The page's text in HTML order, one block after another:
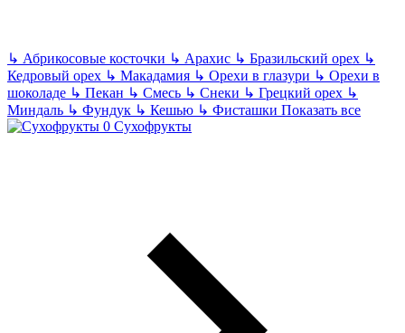
↳ Абрикосовые косточки ↳ Арахис ↳ Бразильский орех ↳
Кедровый орех ↳ Макадамия ↳ Орехи в глазури ↳ Орехи в
шоколаде ↳ Пекан ↳ Смесь ↳ Снеки ↳ Грецкий орех ↳
Миндаль ↳ Фундук ↳ Кешью ↳ Фисташки Показать все
Сухофрукты